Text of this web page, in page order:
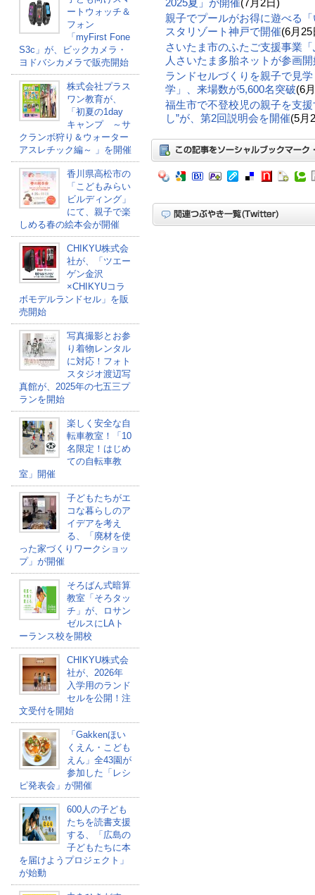
ートウォッチ＆
フォン
「myFirst Fone
S3c」が、ビックカメラ・
ヨドバシカメラで販売開始
株式会社プラス
ワン教育が、
「初夏の1day
キャンプ ～サ
クランボ狩り＆ウォーター
アスレチック編～ 」を開催
香川県高松市の
「こどもみらい
ビルディング」
にて、親子で楽
しめる春の絵本会が開催
CHIKYU株式会
社が、「ツエー
ゲン金沢
×CHIKYUコラ
ボモデルランドセル」を販
売開始
写真撮影とお参
り着物レンタル
に対応！フォト
スタジオ渡辺写
真館が、2025年の七五三プ
ランを開始
楽しく安全な自
転車教室！「10
名限定！はじめ
ての自転車教
室」開催
子どもたちがエ
コな暮らしのア
イデアを考え
る、「廃材を使
った家づくりワークショッ
プ」が開催
そろばん式暗算
教室「そろタッ
チ」が、ロサン
ゼルスにLAト
ーランス校を開校
CHIKYU株式会
社が、2026年
入学用のランド
セルを公開！注
文受付を開始
「Gakkenほい
くえん・こども
えん」全43園が
参加した「レシ
ピ発表会」が開催
600人の子ども
たちを読書支援
する、「広島の
子どもたちに本
を届けようプロジェクト」
が始動
親子でプールがお得に遊べる
スタリゾート神戸で開催(6月25
さいたま市のふたご支援事業
人さいたま多胎ネットが参画開
ランドセルづくりを親子で見
学」、来場数が5,600名突破(6
福生市で不登校児の親子を支
し”が、第2回説明会を開催(5月